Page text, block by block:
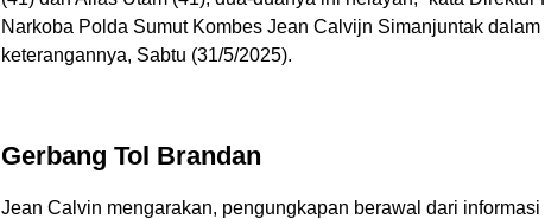
Narkoba Polda Sumut Kombes Jean Calvijn Simanjuntak dalam
keterangannya, Sabtu (31/5/2025).
Gerbang Tol Brandan
Jean Calvin mengarakan, pengungkapan berawal dari informasi